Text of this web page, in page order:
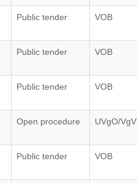
Public tender VOB
Public tender VOB
Public tender VOB
Open procedure UVgO/VgV
Public tender VOB